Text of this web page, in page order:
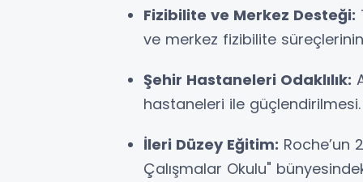
Fizibilite ve Merkez Desteği:
ve merkez fizibilite
Şehir Hastaneleri Odaklılık:
hastaneleri ile güçlendirilmesi.
İleri Düzey Eğitim: Roche’un
Çalışmalar Okulu"